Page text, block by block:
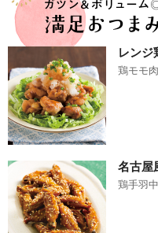
レンジ
鶏モモ
名古屋
鶏手羽